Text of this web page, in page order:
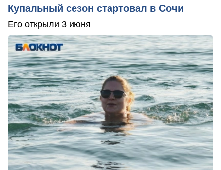
Купальный сезон стартовал в Сочи
Его открыли 3 июня